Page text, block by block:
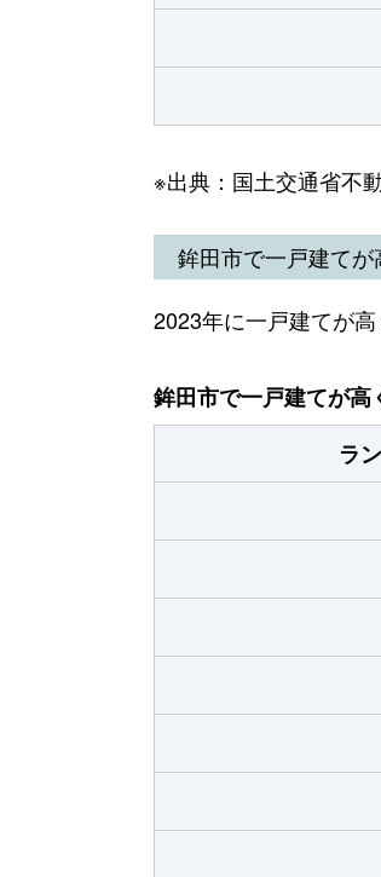
※出典：国土交通省不
鉾田市で一戸建て
2023年に一戸建てが高
鉾田市で一戸建てが高
ラ